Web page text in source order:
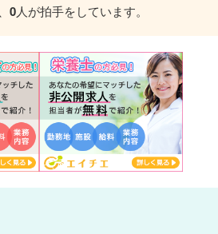
0人が拍手をしています。